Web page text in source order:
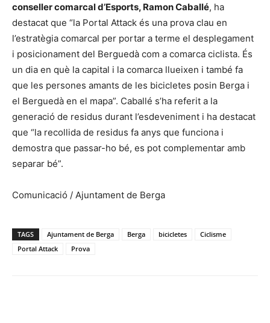
conseller comarcal d’Esports, Ramon Caballé, ha
destacat que “la Portal Attack és una prova clau en
l’estratègia comarcal per portar a terme el desplegament
i posicionament del Berguedà com a comarca ciclista. És
un dia en què la capital i la comarca llueixen i també fa
que les persones amants de les bicicletes posin Berga i
el Berguedà en el mapa”. Caballé s’ha referit a la
generació de residus durant l’esdeveniment i ha destacat
que “la recollida de residus fa anys que funciona i
demostra que passar-ho bé, es pot complementar amb
separar bé”.
Comunicació / Ajuntament de Berga
TAGS Ajuntament de Berga Berga bicicletes
Ciclisme
Portal Attack
Prova